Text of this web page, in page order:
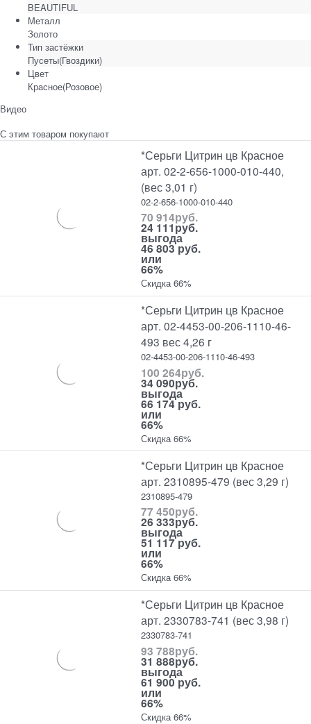
BEAUTIFUL
Металл
Золото
Тип застёжки
Пусеты(Гвоздики)
Цвет
Красное(Розовое)
Видео
С этим товаром покупают
*Серьги Цитрин цв Красное
арт. 02-2-656-1000-010-440,
(вес 3,01 г)
02-2-656-1000-010-440
70 914руб.
24 111руб.
выгода
46 803 руб.
или
66%
Скидка 66%
*Серьги Цитрин цв Красное
арт. 02-4453-00-206-1110-46-
493 вес 4,26 г
02-4453-00-206-1110-46-493
100 264руб.
34 090руб.
выгода
66 174 руб.
или
66%
Скидка 66%
*Серьги Цитрин цв Красное
арт. 2310895-479 (вес 3,29 г)
2310895-479
77 450руб.
26 333руб.
выгода
51 117 руб.
или
66%
Скидка 66%
*Серьги Цитрин цв Красное
арт. 2330783-741 (вес 3,98 г)
2330783-741
93 788руб.
31 888руб.
выгода
61 900 руб.
или
66%
Скидка 66%